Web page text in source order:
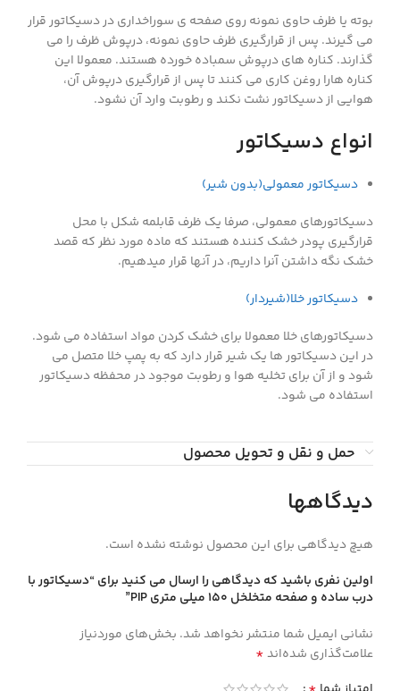
بوته یا ظرف حاوی نمونه روی صفحه ی سوراخداری در دسیکاتور قرار
می گیرند. پس از قرارگیری ظرف حاوی نمونه، درپوش ظرف را می
گذارند. کناره های درپوش سمباده خورده هستند. معمولا این
کناره هارا روغن کاری می کنند تا پس از قرارگیری درپوش آن،
هوایی از دسیکاتور نشت نکند و رطوبت وارد آن نشود.
انواع دسیکاتور
دسیکاتور معمولی(بدون شیر)
دسیکاتورهای معمولی، صرفا یک ظرف قابلمه شکل با محل
قرارگیری پودر خشک کننده هستند که ماده مورد نظر که قصد
خشک نگه داشتن آنرا داریم، در آنها قرار میدهیم.
دسیکاتور خلا(شیردار)
دسیکاتورهای خلا معمولا برای خشک کردن مواد استفاده می شود.
در این دسیکاتور ها یک شیر قرار دارد که به پمپ خلا متصل می
شود و از آن برای تخلیه هوا و رطوبت موجود در محفظه دسیکاتور
استفاده می شود.
حمل و نقل و تحویل محصول
دیدگاهها
هیچ دیدگاهی برای این محصول نوشته نشده است.
اولین نفری باشید که دیدگاهی را ارسال می کنید برای “دسيكاتور با
درب ساده و صفحه متخلخل 150 ميلي متري PIP”
نشانی ایمیل شما منتشر نخواهد شد. بخش‌های موردنیاز
علامت‌گذاری شده‌اند*